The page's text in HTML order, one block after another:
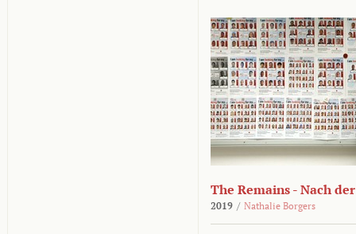
The Remains - Nach
2019 / Nathalie Borgers